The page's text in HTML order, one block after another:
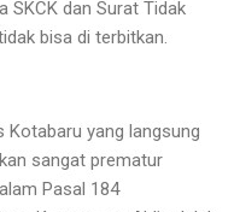
SKCK dan Surat Tidak
bisa di terbitkan.
Kotabaru yang langsung
sangat prematur
Pasal 184